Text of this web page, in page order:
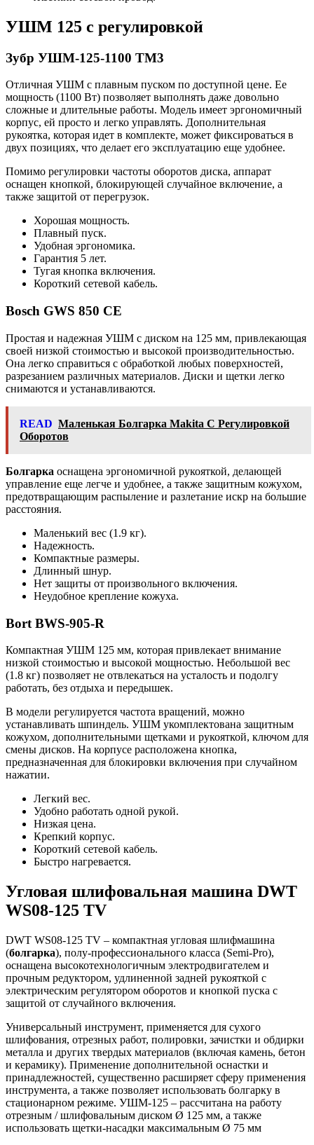
УШМ 125 с регулировкой
Зубр УШМ-125-1100 ТМ3
Отличная УШМ с плавным пуском по доступной цене. Ее
мощность (1100 Вт) позволяет выполнять даже довольно
сложные и длительные работы. Модель имеет эргономичный
корпус, ей просто и легко управлять. Дополнительная
рукоятка, которая идет в комплекте, может фиксироваться в
двух позициях, что делает его эксплуатацию еще удобнее.
Помимо регулировки частоты оборотов диска, аппарат
оснащен кнопкой, блокирующей случайное включение, а
также защитой от перегрузок.
Хорошая мощность.
Плавный пуск.
Удобная эргономика.
Гарантия 5 лет.
Тугая кнопка включения.
Короткий сетевой кабель.
Bosch GWS 850 CE
Простая и надежная УШМ с диском на 125 мм, привлекающая
своей низкой стоимостью и высокой производительностью.
Она легко справиться с обработкой любых поверхностей,
разрезанием различных материалов. Диски и щетки легко
снимаются и устанавливаются.
READ Маленькая Болгарка Makita С Регулировкой
Оборотов
Болгарка оснащена эргономичной рукояткой, делающей
управление еще легче и удобнее, а также защитным кожухом,
предотвращающим распыление и разлетание искр на большие
расстояния.
Маленький вес (1.9 кг).
Надежность.
Компактные размеры.
Длинный шнур.
Нет защиты от произвольного включения.
Неудобное крепление кожуха.
Bort BWS-905-R
Компактная УШМ 125 мм, которая привлекает внимание
низкой стоимостью и высокой мощностью. Небольшой вес
(1.8 кг) позволяет не отвлекаться на усталость и подолгу
работать, без отдыха и передышек.
В модели регулируется частота вращений, можно
устанавливать шпиндель. УШМ укомплектована защитным
кожухом, дополнительными щетками и рукояткой, ключом для
смены дисков. На корпусе расположена кнопка,
предназначенная для блокировки включения при случайном
нажатии.
Легкий вес.
Удобно работать одной рукой.
Низкая цена.
Крепкий корпус.
Короткий сетевой кабель.
Быстро нагревается.
Угловая шлифовальная машина DWT
WS08-125 TV
DWT WS08-125 TV – компактная угловая шлифмашина
(болгарка), полу-профессионального класса (Semi-Pro),
оснащена высокотехнологичным электродвигателем и
прочным редуктором, удлиненной задней рукояткой с
электрическим регулятором оборотов и кнопкой пуска с
защитой от случайного включения.
Универсальный инструмент, применяется для сухого
шлифования, отрезных работ, полировки, зачистки и обдирки
металла и других твердых материалов (включая камень, бетон
и керамику). Применение дополнительной оснастки и
принадлежностей, существенно расширяет сферу применения
инструмента, а также позволяет использовать болгарку в
стационарном режиме. УШМ-125 – рассчитана на работу
отрезным / шлифовальным диском Ø 125 мм, а также
использовать щетки-насадки максимальным Ø 75 мм